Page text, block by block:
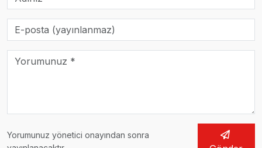
Yorumunuz yönetici onayından sonra